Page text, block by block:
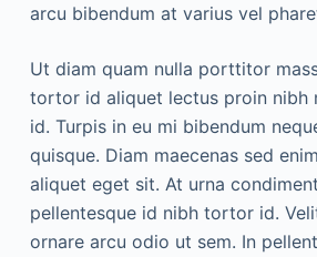
arcu bibendum at varius vel
Ut diam quam nulla porttitor
tortor id aliquet lectus proin nibh
id. Turpis in eu mi bibendum
quisque. Diam maecenas sed
aliquet eget sit. At urna
pellentesque id nibh tortor id.
ornare arcu odio ut sem. In